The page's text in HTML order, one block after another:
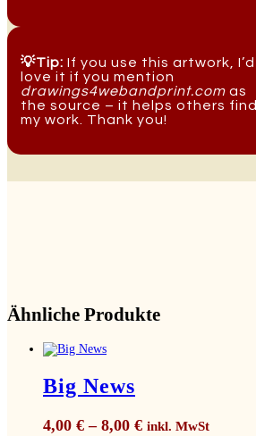
💡Tip: If you use this artwork, I’d
love it if you mention
drawings4webandprint.com as
the source – it helps others find
my work. Thank you!
Ähnliche Produkte
Big News
4,00 € – 8,00 € inkl. MwSt